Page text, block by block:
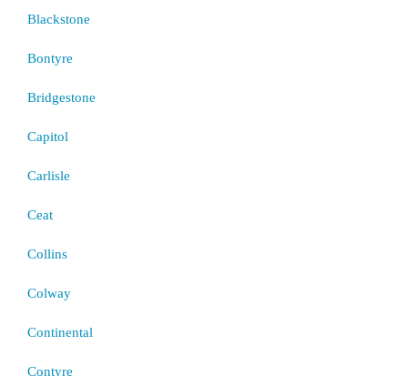
Blackstone
Bontyre
Bridgestone
Capitol
Carlisle
Ceat
Collins
Colway
Continental
Contyre